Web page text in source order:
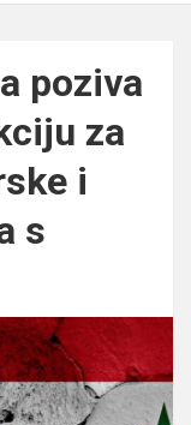
poziva
za
i
s